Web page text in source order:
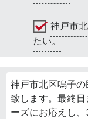
神戸市
たい。
神戸市北区鳴子
致します。最終
ーズにお応えし